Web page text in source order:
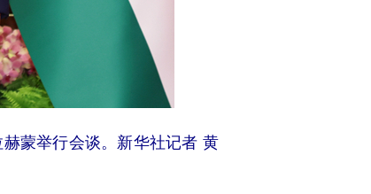
蒙举行会谈。新华社记者 黄